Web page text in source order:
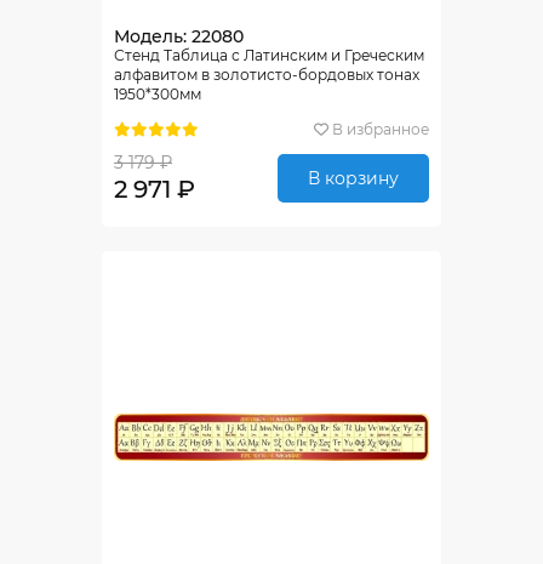
Модель: 22080
Стенд Таблица с Латинским и Греческим
алфавитом в золотисто-бордовых тонах
1950*300мм
В избранное
3 179 ₽
2 971 ₽ В корзину